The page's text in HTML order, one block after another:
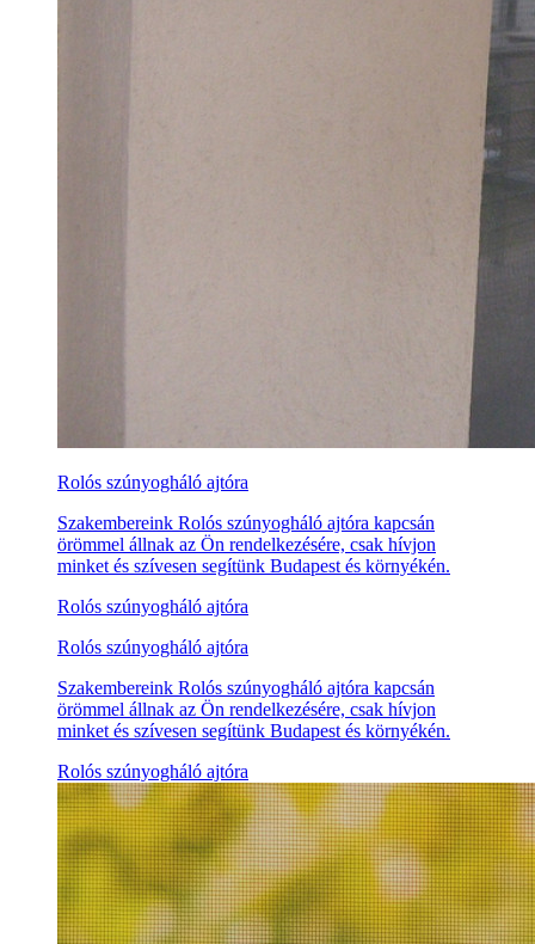
Rolós szúnyogháló ajtóra
Szakembereink Rolós szúnyogháló ajtóra kapcsán
örömmel állnak az Ön rendelkezésére, csak hívjon
minket és szívesen segítünk Budapest és környékén.
Rolós szúnyogháló ajtóra
Rolós szúnyogháló ajtóra
Szakembereink Rolós szúnyogháló ajtóra kapcsán
örömmel állnak az Ön rendelkezésére, csak hívjon
minket és szívesen segítünk Budapest és környékén.
Rolós szúnyogháló ajtóra